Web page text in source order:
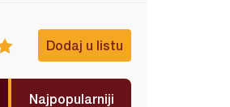
Dodaj u listu
Najpopularniji